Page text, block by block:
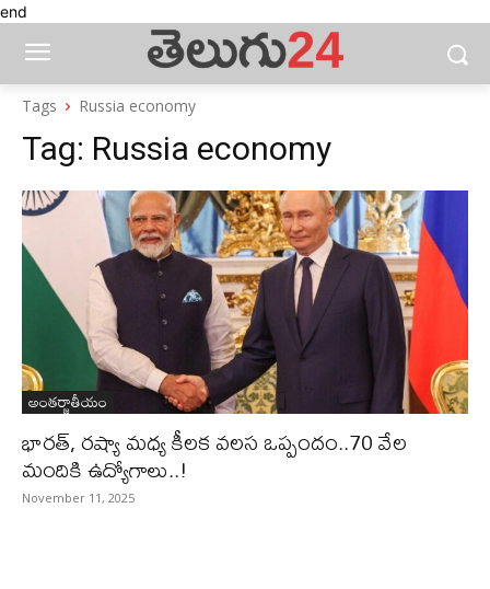
end
Tags Russia economy
Tag: Russia economy
అంతర్జాతీయం
భారత్, రష్యా మధ్య కీలక వలస ఒప్పందం..70 వేల
మందికి ఉద్యోగాలు..!
November 11, 2025